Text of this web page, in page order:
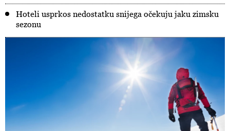
Hoteli usprkos nedostatku snijega očekuju jaku zimsku
sezonu